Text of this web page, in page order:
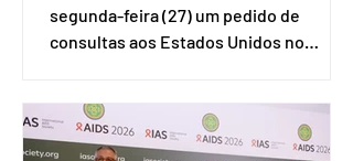
segunda-feira (27) um pedido de
consultas aos Estados Unidos no
(OMC), contestando duas medidas
tarifárias adotadas pelo país norte-